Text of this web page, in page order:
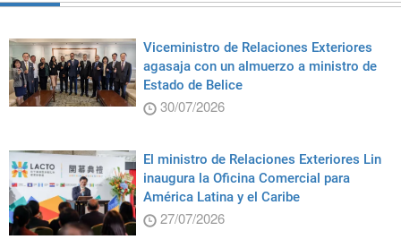
Viceministro de Relaciones Exteriores
agasaja con un almuerzo a ministro de
Estado de Belice
30/07/2026
El ministro de Relaciones Exteriores Lin
inaugura la Oficina Comercial para
América Latina y el Caribe
27/07/2026